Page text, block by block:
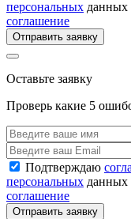
персональных
соглашение
Отправить заявку
Оставьте заявку
Проверь какие 5
Подтверждаю
персональных
соглашение
Отправить заявку